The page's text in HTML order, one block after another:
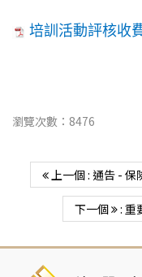
培訓活動評核收
瀏覽次數：8476
上一個 : 通告 - 保
下一個 : 重